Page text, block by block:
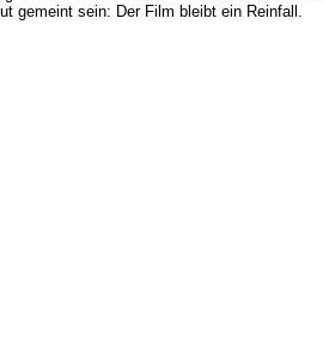
gemeint sein: Der Film bleibt ein Reinfall.